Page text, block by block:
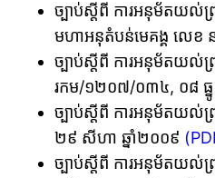
ច្បាប់ស្តីពី ការអនុម័តយល់ព្
មហាអនុតំបន់មេគង្គ លេខ
ច្បាប់ស្តីពី ការអនុម័តយល់
រកម/១២០៧/០៣៤, ០៨ ធ្នូ
ច្បាប់ស្តីពី ការអនុម័តយល់
២៩ សីហា ឆ្នាំ២០០៩
ច្បាប់ស្តីពី ការអនុម័តយល់ព្